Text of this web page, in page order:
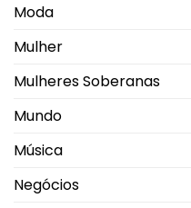
Moda
Mulher
Mulheres Soberanas
Mundo
Música
Negócios